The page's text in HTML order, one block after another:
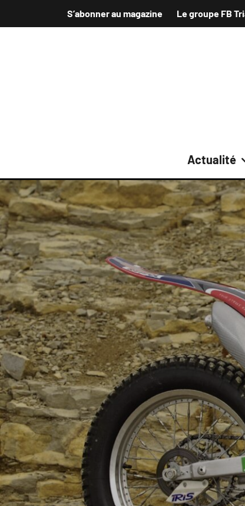
S’abonner au magazine Le groupe FB
Actualité